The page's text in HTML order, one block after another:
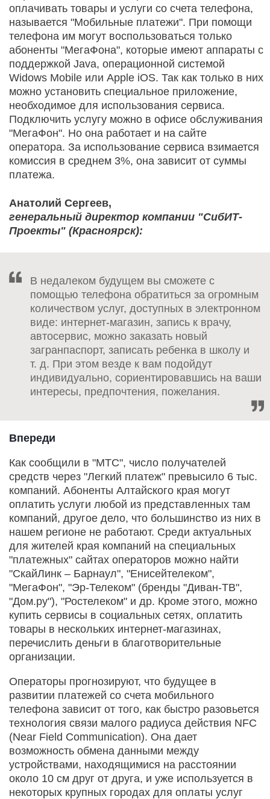
оплачивать товары и услуги со счета телефона,
называется "Мобильные платежи". При помощи
телефона им могут воспользоваться только
абоненты "МегаФона", которые имеют аппараты с
поддержкой Java, операционной системой
Widows Mobile или Apple iOS. Так как только в них
можно установить специальное приложение,
необходимое для использования сервиса.
Подключить услугу можно в офисе обслуживания
"МегаФон". Но она работает и на сайте
оператора. За использование сервиса взимается
комиссия в среднем 3%, она зависит от суммы
платежа.
Анатолий Сергеев,
генеральный директор компании "СибИТ-
Проекты" (Красноярск):
В недалеком будущем вы сможете с
помощью телефона обратиться за огромным
количеством услуг, доступных в электронном
виде: интернет-магазин, запись к врачу,
автосервис, можно заказать новый
загранпаспорт, записать ребенка в школу и
т. д. При этом везде к вам подойдут
индивидуально, сориентировавшись на ваши
интересы, предпочтения, пожелания.
Впереди
Как сообщили в "МТС", число получателей
средств через "Легкий платеж" превысило 6 тыс.
компаний. Абоненты Алтайского края могут
оплатить услуги любой из представленных там
компаний, другое дело, что большинство из них в
нашем регионе не работают. Среди актуальных
для жителей края компаний на специальных
"платежных" сайтах операторов можно найти
"СкайЛинк – Барнаул", "Енисейтелеком",
"МегаФон", "Эр-Телеком" (бренды "Диван-ТВ",
"Дом.ру"), "Ростелеком" и др. Кроме этого, можно
купить сервисы в социальных сетях, оплатить
товары в нескольких интернет-магазинах,
перечислить деньги в благотворительные
организации.
Операторы прогнозируют, что будущее в
развитии платежей со счета мобильного
телефона зависит от того, как быстро разовьется
технология связи малого радиуса действия NFC
(Near Field Communication). Она дает
возможность обмена данными между
устройствами, находящимися на расстоянии
около 10 см друг от друга, и уже используется в
некоторых крупных городах для оплаты услуг